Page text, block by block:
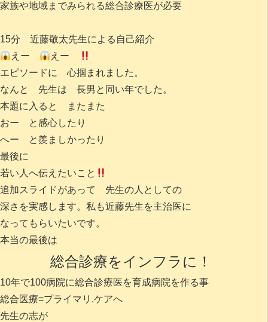
家族や地域までみられる総合診療医が必要
15分 近藤敬太先生による自己紹介
えー
えー
エピソードに 心掴まれました。
なんと 先生は 長男と同い年でした。
本題に入ると またまた
おー と感心したり
へー と羨ましかったり
最後に
若い人へ伝えたいこと
追加スライドがあって 先生の人としての
深さを実感します。私も近藤先生を主治医に
なってもらいたいです。
本当の最後は
総合診療をインフラに！
10年で100病院に総合診療医を育成病院を作る事
総合医療=プライマリ.ケアへ
先生の志が